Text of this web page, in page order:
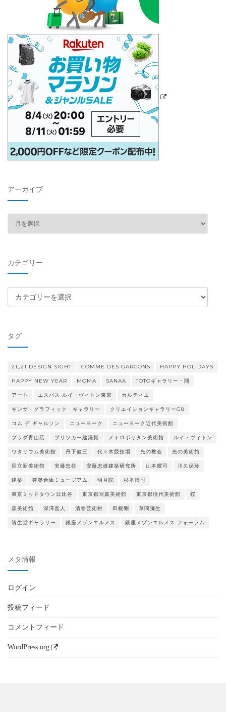
アーカイブ
ブ
カテゴリー
テ
ー
タグ
21_21 DESIGN SIGHT COMME DES GARCONS HAPPY HOLIDAYS
HAPPY NEW YEAR MOMA SANAA TOTOギャラリー・間
アート エスパス ルイ・ヴィトン東京 カルティエ
ギンザ・グラフィック・ギャラリー クリエイションギャラリーG8
コム デ ギャルソン ニューヨーク ニューヨーク近代美術館
プラダ青山店 プリツカー建築賞 メトロポリタン美術館 ルイ・ヴィトン
ワタリウム美術館 丹下健三 代々木競技場 光の教会 光の美術館
国立新美術館 安藤忠雄 安藤忠雄建築研究所 山本耀司 川久保玲
建築 建築倉庫ミュージアム 明月院 杉本博司
東京ミッドタウン日比谷 東京都写真美術館 東京都現代美術館 桜
森美術館 深澤直人 清春芸術村 田根剛 草間彌生
資生堂ギャラリー 銀座メゾンエルメス 銀座メゾンエルメス フォーラム
メタ情報
ログイン
投稿フィード
コメントフィード
WordPress.org